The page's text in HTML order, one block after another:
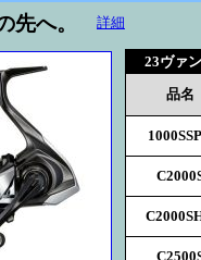
先へ。 詳細
23ヴァ
品名